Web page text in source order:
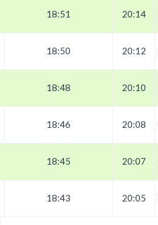
18:51 20:14
18:50 20:12
18:48 20:10
18:46 20:08
18:45 20:07
18:43 20:05